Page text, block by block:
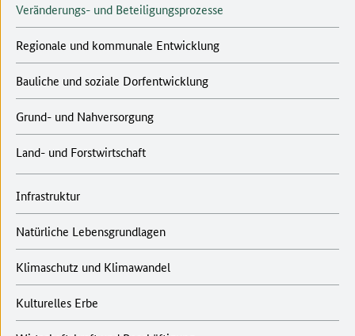
Veränderungs- und Beteiligungsprozesse
Regionale und kommunale Entwicklung
Bauliche und soziale Dorfentwicklung
Grund- und Nahversorgung
Land- und Forstwirtschaft
Infrastruktur
Natürliche Lebensgrundlagen
Klimaschutz und Klimawandel
Kulturelles Erbe